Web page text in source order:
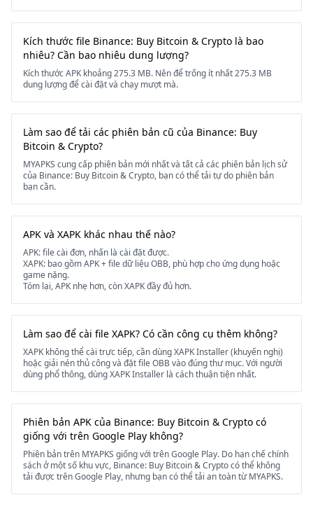
Kích thước file Binance: Buy Bitcoin & Crypto là bao
nhiêu? Cần bao nhiêu dung lượng?
Kích thước APK khoảng 275.3 MB. Nên để trống ít nhất 275.3 MB
dung lượng để cài đặt và chạy mượt mà.
Làm sao để tải các phiên bản cũ của Binance: Buy
Bitcoin & Crypto?
MYAPKS cung cấp phiên bản mới nhất và tất cả các phiên bản lịch sử
của Binance: Buy Bitcoin & Crypto, bạn có thể tải tự do phiên bản
bạn cần.
APK và XAPK khác nhau thế nào?
APK: file cài đơn, nhấn là cài đặt được.
XAPK: bao gồm APK + file dữ liệu OBB, phù hợp cho ứng dụng hoặc
game nặng.
Tóm lại, APK nhẹ hơn, còn XAPK đầy đủ hơn.
Làm sao để cài file XAPK? Có cần công cụ thêm không?
XAPK không thể cài trực tiếp, cần dùng XAPK Installer (khuyến nghị)
hoặc giải nén thủ công và đặt file OBB vào đúng thư mục. Với người
dùng phổ thông, dùng XAPK Installer là cách thuận tiện nhất.
Phiên bản APK của Binance: Buy Bitcoin & Crypto có
giống với trên Google Play không?
Phiên bản trên MYAPKS giống với trên Google Play. Do hạn chế chính
sách ở một số khu vực, Binance: Buy Bitcoin & Crypto có thể không
tải được trên Google Play, nhưng bạn có thể tải an toàn từ MYAPKS.